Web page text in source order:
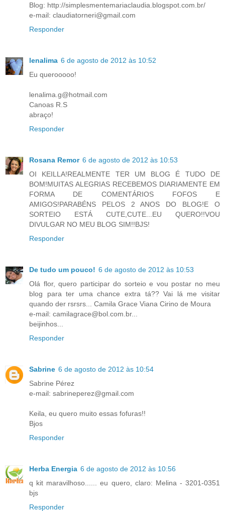
Blog: http://simplesmentemariaclaudia.blogspot.com.br/
e-mail: claudiatorneri@gmail.com
Responder
lenalima 6 de agosto de 2012 às 10:52
Eu querooooo!
lenalima.g@hotmail.com
Canoas R.S
abraço!
Responder
Rosana Remor 6 de agosto de 2012 às 10:53
OI KEILLA!REALMENTE TER UM BLOG É TUDO DE
BOM!MUITAS ALEGRIAS RECEBEMOS DIARIAMENTE EM
FORMA DE COMENTÁRIOS FOFOS E
AMIGOS!PARABÉNS PELOS 2 ANOS DO BLOG!E O
SORTEIO ESTÁ CUTE,CUTE...EU QUERO!!VOU
DIVULGAR NO MEU BLOG SIM!!BJS!
Responder
De tudo um pouco! 6 de agosto de 2012 às 10:53
Olá flor, quero participar do sorteio e vou postar no meu
blog para ter uma chance extra tá?? Vai lá me visitar
quando der rsrsrs... Camila Grace Viana Cirino de Moura
e-mail: camilagrace@bol.com.br...
beijinhos...
Responder
Sabrine 6 de agosto de 2012 às 10:54
Sabrine Pérez
e-mail: sabrineperez@gmail.com
Keila, eu quero muito essas fofuras!!
Bjos
Responder
Herba Energia 6 de agosto de 2012 às 10:56
q kit maravilhoso...... eu quero, claro: Melina - 3201-0351
bjs
Responder